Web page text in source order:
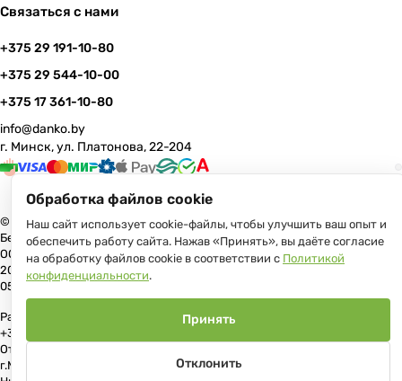
Связаться с нами
+375 29 191-10-80
+375 29 544-10-00
+375 17 361-10-80
info@danko.by
г. Минск, ул. Платонова, 22-204
© 2026 Данко Бай: качественная мебель с оперативной доставкой по
Беларуси
ООО «Гранд Парк», юр.адрес: 220005, Минск, ул. Платонова, 22, пом.
204 В торговом реестре с 17 июля 2013 г. Регистрация №191081534,
05.11.2008, Мингорисполком.
Рассмотрение обращений потребителей, телефон +375 (17) 361-10-80,
+375 (29) 191-10-80, +375 (29) 544-10-00, e-mail: info@danko.by
Отдел торговли и услуг Администрации Первомайского района
г.Минска: тел. +375(17)215-14-65, Начальник отдела: Жакович Юлия
Обработка файлов cookie
Наш сайт использует cookie-файлы, чтобы улучшить ваш опыт и
обеспечить работу сайта. Нажав «Принять», вы даёте согласие
на обработку файлов cookie в соответствии с Политикой
конфиденциальности.
Отклонить
Принять